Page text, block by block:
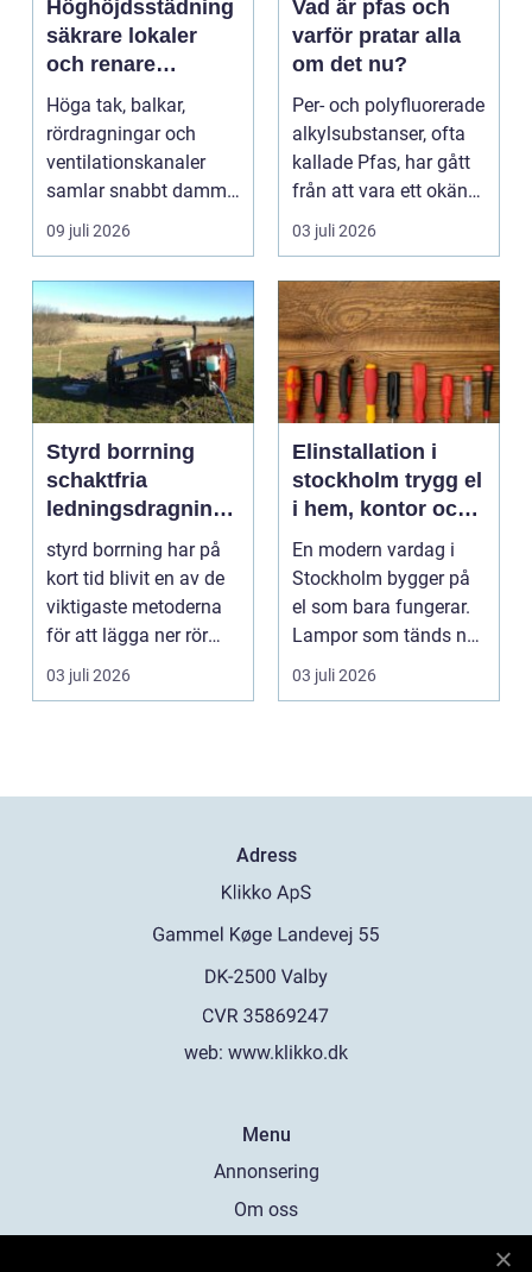
Höghöjdsstädning
säkrare lokaler
och renare
arbetsmiljö
Höga tak, balkar,
rördragningar och
ventilationskanaler
samlar snabbt damm,
smuts och partiklar. I
09 juli 2026
Vad är pfas och
varför pratar alla
om det nu?
Per- och polyfluorerade
alkylsubstanser, ofta
kallade Pfas, har gått
från att vara ett okänt
kemiskt...
03 juli 2026
Styrd borrning
schaktfria
ledningsdragninga
r med hög
precision
styrd borrning har på
kort tid blivit en av de
viktigaste metoderna
för att lägga ner rör
och kablar...
03 juli 2026
Elinstallation i
stockholm trygg el
i hem, kontor och
industri
En modern vardag i
Stockholm bygger på
el som bara fungerar.
Lampor som tänds när
de ska, trygg strö...
03 juli 2026
Adress
web: www.klikko.dk
Menu
Annonsering
Om oss